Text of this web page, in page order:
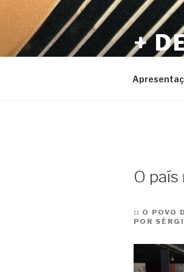
Pular
para
o
conteúdo
+
O
:: O POVO
POR